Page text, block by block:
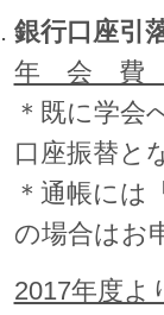
銀行口座引
年 会 費
＊既に学会
口座振替と
＊通帳には
の場合はお
2017年度よ